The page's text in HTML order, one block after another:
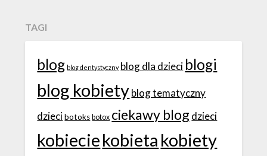
TAGI
blog blog dentystyczny blog dla dzieci blogi
blog kobietyblog tematyczny
dzieci botoks botox ciekawy blog dzieci
kobieciekobieta kobiety